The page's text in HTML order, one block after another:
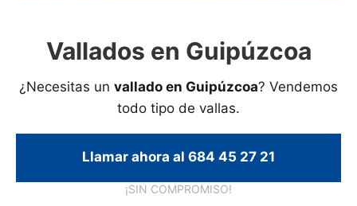
Vallados en Guipúzcoa
¿Necesitas un vallado en Guipúzcoa? Vendemos
todo tipo de vallas.
Llamar ahora al 684 45 27 21
¡SIN COMPROMISO!